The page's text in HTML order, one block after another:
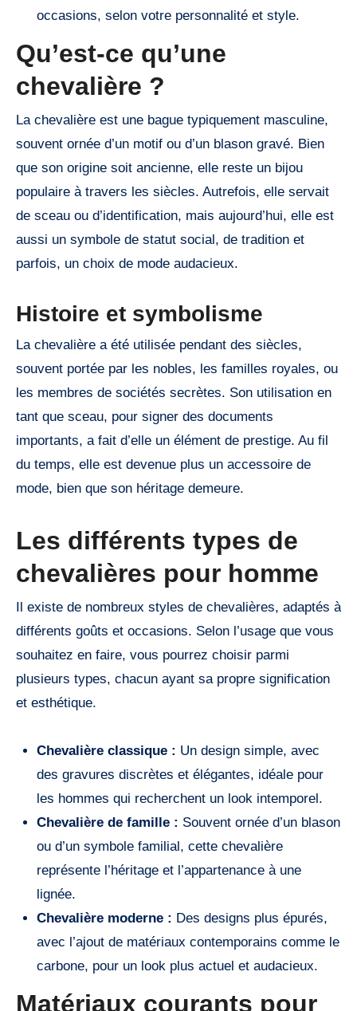
occasions, selon votre personnalité et style.
Qu’est-ce qu’une
chevalière ?
La chevalière est une bague typiquement masculine,
souvent ornée d’un motif ou d’un blason gravé. Bien
que son origine soit ancienne, elle reste un bijou
populaire à travers les siècles. Autrefois, elle servait
de sceau ou d’identification, mais aujourd’hui, elle est
aussi un symbole de statut social, de tradition et
parfois, un choix de mode audacieux.
Histoire et symbolisme
La chevalière a été utilisée pendant des siècles,
souvent portée par les nobles, les familles royales, ou
les membres de sociétés secrètes. Son utilisation en
tant que sceau, pour signer des documents
importants, a fait d’elle un élément de prestige. Au fil
du temps, elle est devenue plus un accessoire de
mode, bien que son héritage demeure.
Les différents types de
chevalières pour homme
Il existe de nombreux styles de chevalières, adaptés à
différents goûts et occasions. Selon l’usage que vous
souhaitez en faire, vous pourrez choisir parmi
plusieurs types, chacun ayant sa propre signification
et esthétique.
Chevalière classique : Un design simple, avec
des gravures discrètes et élégantes, idéale pour
les hommes qui recherchent un look intemporel.
Chevalière de famille : Souvent ornée d’un blason
ou d’un symbole familial, cette chevalière
représente l’héritage et l’appartenance à une
lignée.
Chevalière moderne : Des designs plus épurés,
avec l’ajout de matériaux contemporains comme le
carbone, pour un look plus actuel et audacieux.
Matériaux courants pour